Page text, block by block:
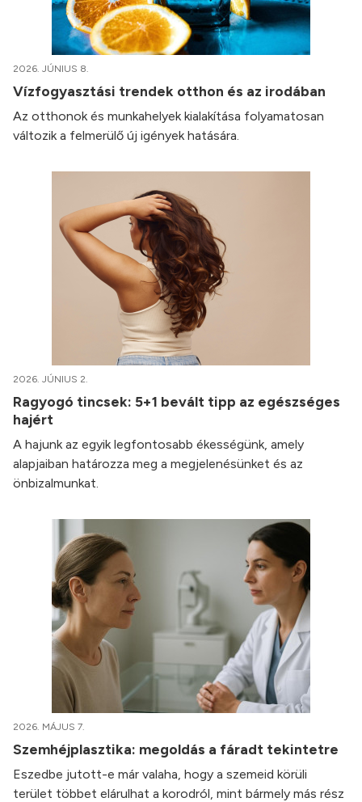
2026. JÚNIUS 8.
Vízfogyasztási trendek otthon és az irodában
Az otthonok és munkahelyek kialakítása folyamatosan
változik a felmerülő új igények hatására.
2026. JÚNIUS 2.
Ragyogó tincsek: 5+1 bevált tipp az egészséges
hajért
A hajunk az egyik legfontosabb ékességünk, amely
alapjaiban határozza meg a megjelenésünket és az
önbizalmunkat.
2026. MÁJUS 7.
Szemhéjplasztika: megoldás a fáradt tekintetre
Eszedbe jutott-e már valaha, hogy a szemeid körüli
terület többet elárulhat a korodról, mint bármely más rész